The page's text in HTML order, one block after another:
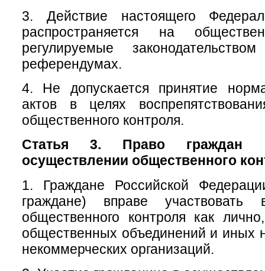
3. Действие настоящего
распространяется на
регулируемые
референдумах.
4. Не допускается принятие
актов в целях
общественного контроля.
Статья 3. Право граждан
осуществлении общественного
1. Граждане Российской
граждане) вправе участвовать
общественного контроля как
общественных объединений и иных
некоммерческих организаций.